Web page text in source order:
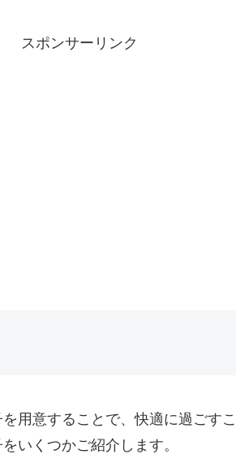
スポンサーリンク
用意することで、快適に過ごす
いくつかご紹介します。